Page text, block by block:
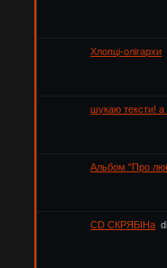
Хлопці-олігархи
шукаю тексти! а
Альбом "Про
CD СКРЯБІНа